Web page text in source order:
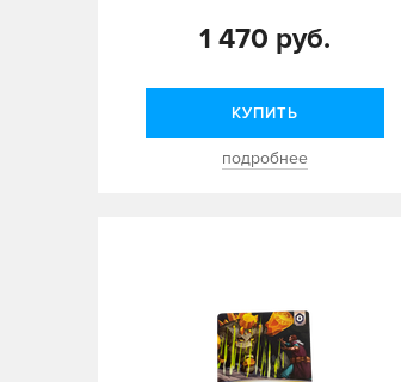
1 470 руб.
КУПИТЬ
подробнее